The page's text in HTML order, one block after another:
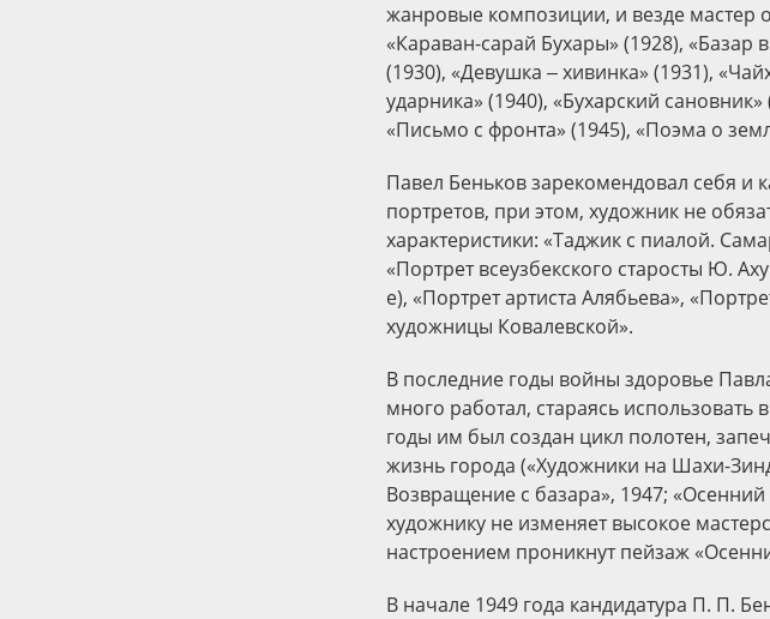
жанровые композиции, и везде мастер
«Караван-сарай Бухары» (1928), «Базар
(1930), «Девушка ‒ хивинка» (1931),
ударника» (1940), «Бухарский
«Письмо с фронта» (1945), «Поэма о
Павел Беньков зарекомендовал себя и
портретов, при этом, художник не
характеристики: «Таджик с пиалой.
«Портрет всеузбекского старосты Ю.
е), «Портрет артиста Алябьева»,
художницы Ковалевской».
В последние годы войны здоровье
много работал, стараясь
годы им был создан цикл полотен,
жизнь города («Художники на Шахи-
Возвращение с базара», 1947;
художнику не изменяет высокое
настроением проникнут пейзаж
B начале 1949 года кандидатура П. П.